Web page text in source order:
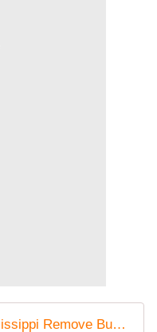
Governors of Texas and Mississippi Remove Business Restrictions and End State Mask Mandates